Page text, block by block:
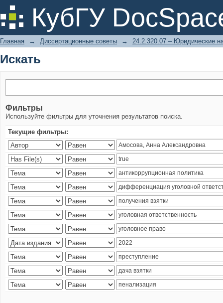
КубГУ
Искать
Главная → Диссертационные советы → 24.2.320.07 – Юридические
Искать
Фильтры
Используйте фильтры для уточнения результатов поиска.
Текущие фильтры: